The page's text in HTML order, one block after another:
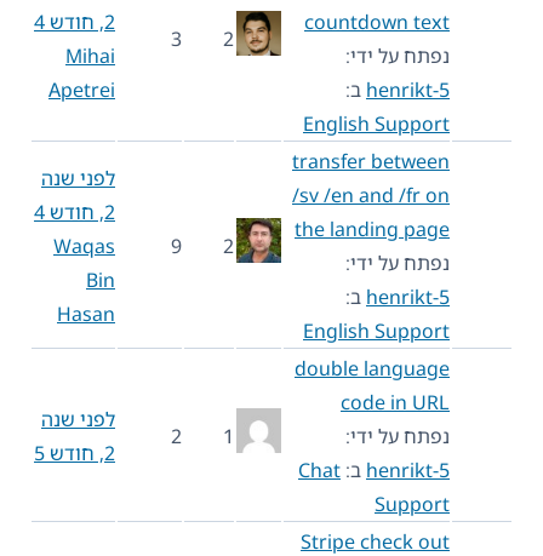
countdown text
נפתח על ידי:
henrikt-5 ב:
English Support
2
3
2, חודש 4
Mihai
Apetrei
transfer between
/sv /en and /fr on
the landing page
נפתח על ידי:
henrikt-5 ב:
English Support
2
9
לפני שנה
2, חודש 4
Waqas
Bin
Hasan
double language
code in URL
נפתח על ידי:
henrikt-5 ב: Chat
Support
1
2
לפני שנה
2, חודש 5
Stripe check out